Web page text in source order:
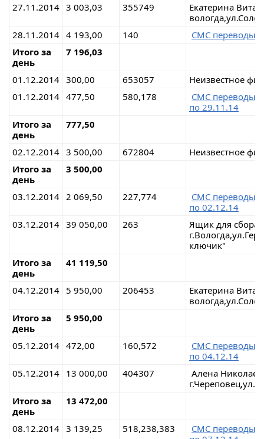
27.11.2014 3 003,03 355749
Екатерина
28.11.2014 4 193,00 140
СМС
Итого за
день
7 196,03
01.12.2014 300,00 653057
Неизвестное
01.12.2014 477,50 580,178
СМС
по 29.11.14
Итого за
день
777,50
02.12.2014 3 500,00 672804
Неизвестное
Итого за
день
3 500,00
03.12.2014 2 069,50 227,774
СМС
по 02.12.14
03.12.2014 39 050,00 263
Ящик для сбора
ключик"
Итого за
день
41 119,50
04.12.2014 5 950,00 206453
Екатерина
Итого за
день
5 950,00
05.12.2014 472,00 160,572
СМС
по 04.12.14
05.12.2014
13 000,00 404307
Алена
Итого за
день
13 472,00
08.12.2014 3 139,25 518,238,383
СМС